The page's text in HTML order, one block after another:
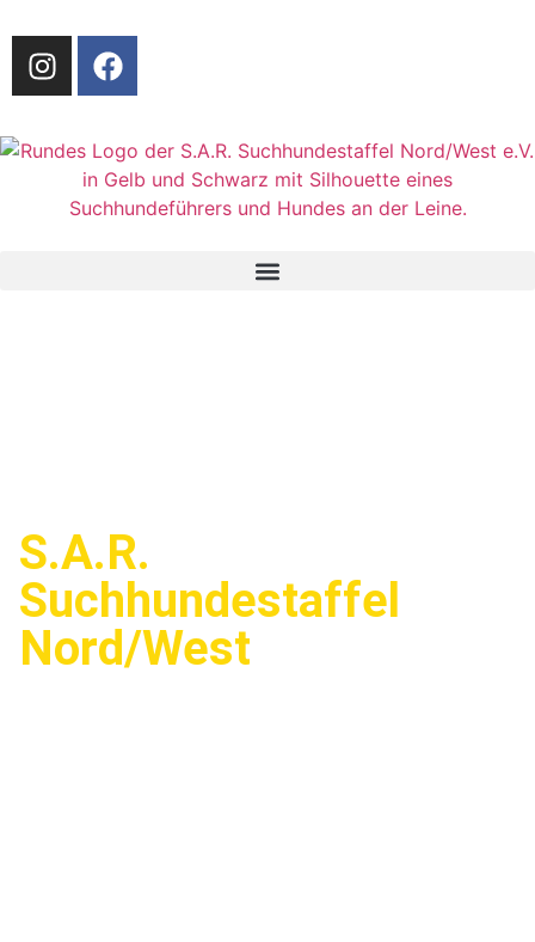
S.A.R.
Suchhundestaffel
Nord/West